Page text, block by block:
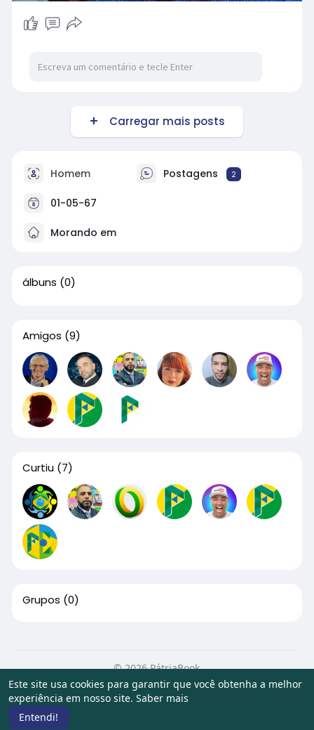
Este site usa cookies para garantir que você obtenha a melhor
experiência em nosso site. Saber mais
Entendi!
Carregar mais posts
Homem Postagens 2
01-05-67
Morando em
álbuns (0)
Amigos (9)
Curtiu (7)
Grupos (0)
© 2026 PátriaBook
Início
Sobre Contato Privacidade
Termos de Uso
Artigos